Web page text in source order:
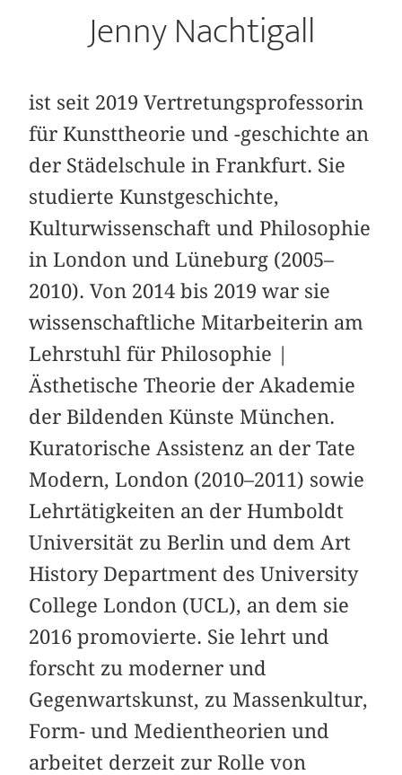
Jenny Nachtigall
ist seit 2019 Vertretungsprofessorin
für Kunsttheorie und -geschichte an
der Städelschule in Frankfurt. Sie
studierte Kunstgeschichte,
Kulturwissenschaft und Philosophie
in London und Lüneburg (2005–
2010). Von 2014 bis 2019 war sie
wissenschaftliche Mitarbeiterin am
Lehrstuhl für Philosophie |
Ästhetische Theorie der Akademie
der Bildenden Künste München.
Kuratorische Assistenz an der Tate
Modern, London (2010–2011) sowie
Lehrtätigkeiten an der Humboldt
Universität zu Berlin und dem Art
History Department des University
College London (UCL), an dem sie
2016 promovierte. Sie lehrt und
forscht zu moderner und
Gegenwartskunst, zu Massenkultur,
Form- und Medientheorien und
arbeitet derzeit zur Rolle von